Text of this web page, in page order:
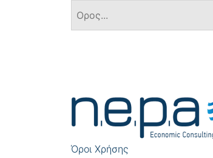
Όροι Χρήσης